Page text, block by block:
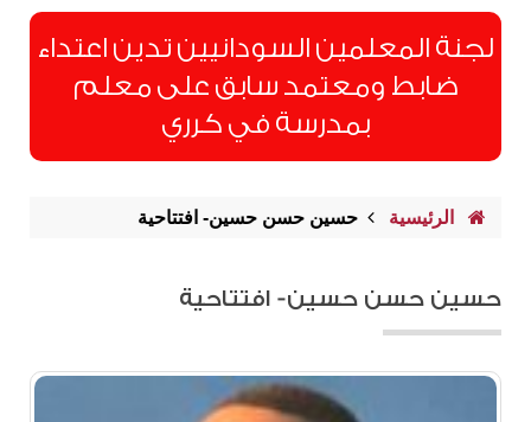
لجنة المعلمين السودانيين تدين اعتداء
ضابط ومعتمد سابق على معلم
بمدرسة في كرري
الرئيسية حسين حسن حسين- افتتاحية
حسين حسن حسين- افتتاحية